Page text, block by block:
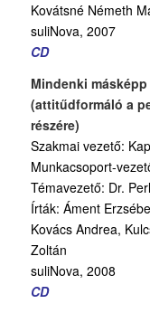
Kovátsné Németh
suliNova, 2007
CD
Mindenki
(attitűdformáló a
részére)
Szakmai vezető:
Munkacsoport-
Témavezető: Dr.
Írták: Áment
Kovács Andrea,
Zoltán
suliNova, 2008
CD